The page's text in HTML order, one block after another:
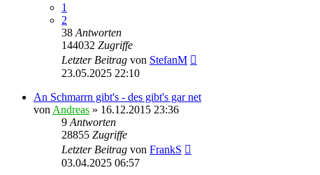
1
2
38 Antworten
144032 Zugriffe
Letzter Beitrag von StefanM
23.05.2025 22:10
An Schmarrn gibt's - des gibt's gar net
von Andreas » 16.12.2015 23:36
9 Antworten
28855 Zugriffe
Letzter Beitrag von FrankS
03.04.2025 06:57